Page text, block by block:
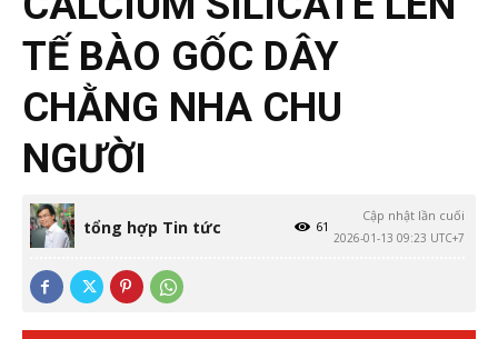
TẾ BÀO GỐC DÂY
CHẰNG NHA CHU
NGƯỜI
tổng hợp Tin tức
Cập nhật lần cuối
2026-01-13 09:23 UTC+7
61